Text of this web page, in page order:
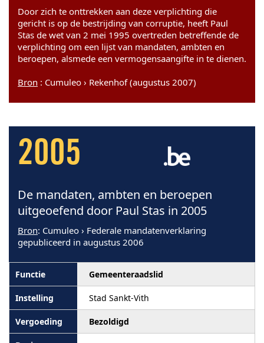
Door zich te onttrekken aan deze verplichting die
gericht is op de bestrijding van corruptie, heeft Paul
Stas de wet van 2 mei 1995 overtreden betreffende de
verplichting om een lijst van mandaten, ambten en
beroepen, alsmede een vermogensaangifte in te dienen.
Bron : Cumuleo › Rekenhof (augustus 2007)
2005
De mandaten, ambten en beroepen
uitgeoefend door Paul Stas in 2005
Bron: Cumuleo › Federale mandatenverklaring
gepubliceerd in augustus 2006
Gemeenteraadslid
Stad Sankt-Vith
Bezoldigd